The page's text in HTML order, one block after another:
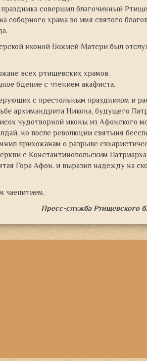
совершил благочинный
соборного храма во имя святого
иконой Божией Матери был
всех ртищевских храмов.
бдение с чтением акафиста.
с престольным праздником и
архимандрита Никона, будущего
чудотворной иконы из Афонского
но после революции святыня
прихожанам о разрыве
с Константинопольским
Гора Афон, и выразил надежду на
чаепитием.
Пресс-служба Ртищевского